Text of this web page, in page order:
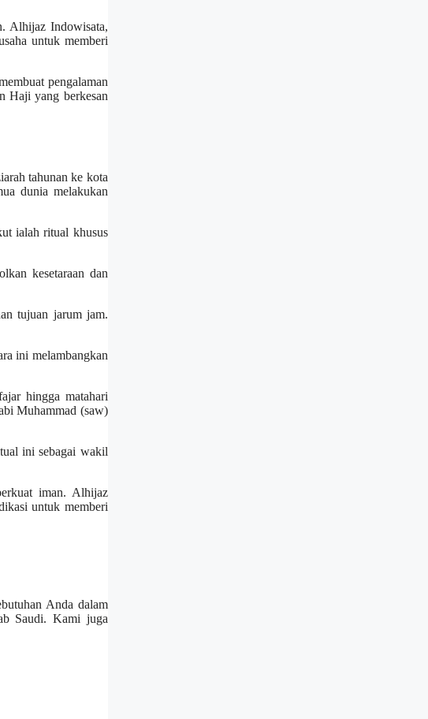
Alhijaz Indowisata,
untuk memberi
pengalaman
Haji yang berkesan
tahunan ke kota
dunia melakukan
ialah ritual khusus
kesetaraan dan
tujuan jarum jam.
ini melambangkan
hingga matahari
Muhammad (saw)
ini sebagai wakil
iman. Alhijaz
untuk memberi
Anda dalam
Saudi. Kami juga